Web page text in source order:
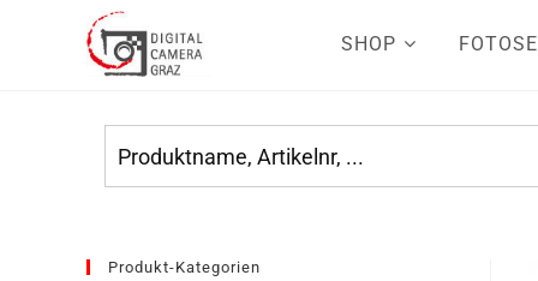
SHOP
Produkt-Kategorien